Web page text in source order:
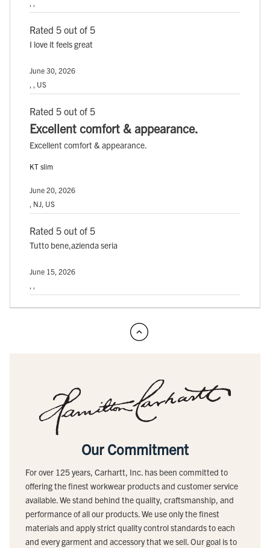
Rated 5 out of 5
I love it feels great
June 30, 2026
, , US
Rated 5 out of 5
Excellent comfort & appearance.
Excellent comfort & appearance.
KT slim
June 20, 2026
, NJ, US
Rated 5 out of 5
Tutto bene,azienda seria
June 15, 2026
Our Commitment
For over 125 years, Carhartt, Inc. has been committed to
offering the finest workwear products and customer service
available. We stand behind the quality, craftsmanship, and
performance of all our products. We use only the finest
materials and apply strict quality control standards to each
and every garment and accessory that we sell. Our goal is to